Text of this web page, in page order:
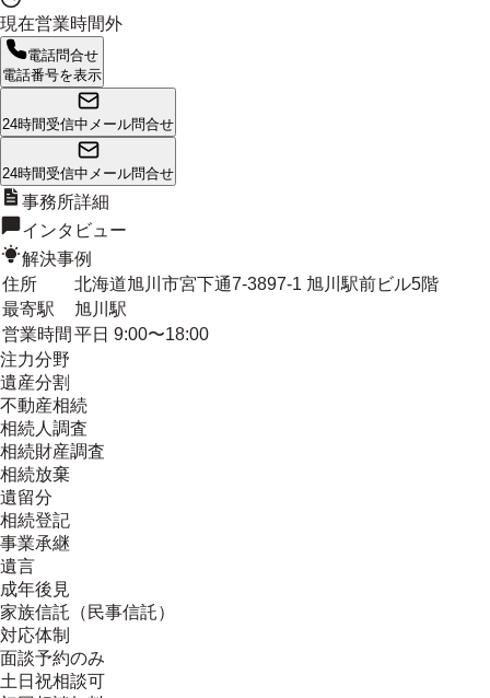
現在営業時間外
電話問合せ
電話番号を表示
24時間受信中 メール問合せ
24時間受信中 メール問合せ
事務所詳細
インタビュー
解決事例
住所
北海道旭川市宮下通7-3897-1 旭川駅前ビル5階
最寄駅
旭川駅
営業時間 平日 9:00〜18:00
注力分野
遺産分割
不動産相続
相続人調査
相続財産調査
相続放棄
遺留分
相続登記
事業承継
遺言
成年後見
家族信託（民事信託）
対応体制
面談予約のみ
土日祝相談可